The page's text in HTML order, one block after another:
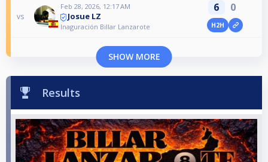
vs
Feb 28, 2026, 12:17 AM
Josue LZ
Inaguración Billar Lanzarote
6 0
H2H
SHOW MORE
Results